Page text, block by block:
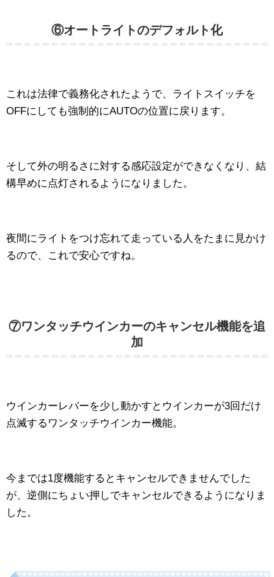
⑥オートライトのデフォルト化
これは法律で義務化されたようで、ライトスイッチを
OFFにしても強制的にAUTOの位置に戻ります。
そして外の明るさに対する感応設定ができなくなり、結
構早めに点灯されるようになりました。
夜間にライトをつけ忘れて走っている人をたまに見かけ
るので、これで安心ですね。
⑦ワンタッチウインカーのキャンセル機能を追
加
ウインカーレバーを少し動かすとウインカーが3回だけ
点滅するワンタッチウインカー機能。
今までは1度機能するとキャンセルできませんでした
が、逆側にちょい押しでキャンセルできるようになりま
した。